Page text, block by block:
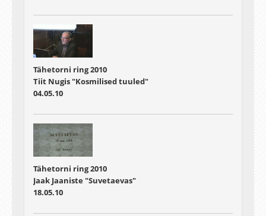
Tähetorni ring 2010
Tiit Nugis "Kosmilised tuuled"
04.05.10
Tähetorni ring 2010
Jaak Jaaniste "Suvetaevas"
18.05.10